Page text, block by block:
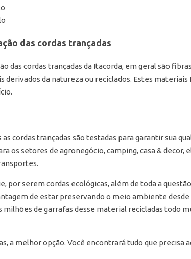
das cordas trançadas
das cordas trançadas da Itacorda, em geral são
derivados da natureza ou reciclados. Estes materiais
cordas trançadas são testadas para garantir sua
os setores de agronegócio, camping, casa & decor,
por serem cordas ecológicas, além de toda a
de estar preservando o meio ambiente desde
milhões de garrafas desse material recicladas todo
a melhor opção. Você encontrará tudo que precisa